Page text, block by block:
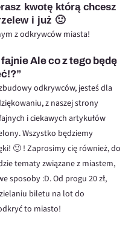
kwotę którą chcesz
i już 🙂
z odkrywców miasta!
Ale co z tego będę
odkrywców, jesteś dla
z naszej strony
i ciekawych artykułów
Wszystko będziemy
🙂 ! Zaprosimy cię również, do
tematy związane z miastem,
sposoby :D. Od progu 20 zł,
biletu na lot do
to miasto!